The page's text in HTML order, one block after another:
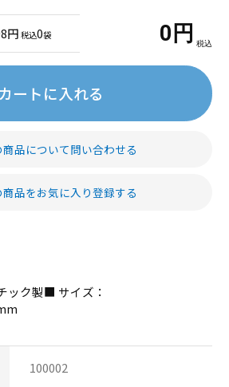
円税込0袋 0 円 税込
カートに入れる
商品について問い合わせる
品をお気に入り登録する
ック製■ サイズ：
100002